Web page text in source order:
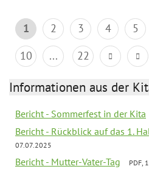
1 2 3 4 5
10
... 22
Informationen aus der
Bericht - Sommerfest in der Kita
Bericht - Rückblick auf das 1.
07.07.2025
Bericht - Mutter-Vater-Tag PDF,